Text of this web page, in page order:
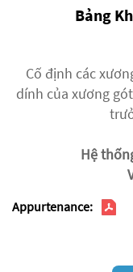
Bảng
Cố định các
dính của xương
Hệ
Appurtenance: